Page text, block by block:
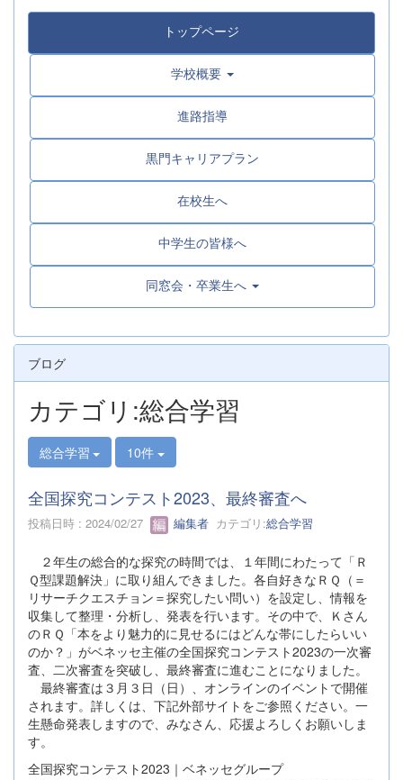
トップページ
学校概要
進路指導
黒門キャリアプラン
在校生へ
中学生の皆様へ
同窓会・卒業生へ
ブログ
カテゴリ:総合学習
総合学習 10件
全国探究コンテスト2023、最終審査へ
投稿日時 : 2024/02/27 編集者 カテゴリ:総合学習
２年生の総合的な探究の時間では、１年間にわたって「Ｒ
Ｑ型課題解決」に取り組んできました。各自好きなＲＱ（＝
リサーチクエスチョン＝探究したい問い）を設定し、情報を
収集して整理・分析し、発表を行います。その中で、Ｋさん
のＲＱ「本をより魅力的に見せるにはどんな帯にしたらいい
のか？」がベネッセ主催の全国探究コンテスト2023の一次審
査、二次審査を突破し、最終審査に進むことになりました。
最終審査は３月３日（日）、オンラインのイベントで開催
されます。詳しくは、下記外部サイトをご参照ください。一
生懸命発表しますので、みなさん、応援よろしくお願いしま
す。
全国探究コンテスト2023｜ベネッセグループ